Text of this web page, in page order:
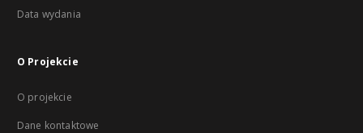
Data wydania
O Projekcie
O projekcie
Dane kontaktowe